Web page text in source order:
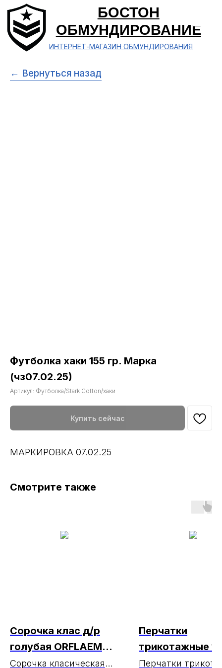
БОСТОН
ОБМУНДИРОВАНИЕ
ИНТЕРНЕТ-МАГАЗИН ОБМУНДИРОВАНИЯ
← Вернуться назад
Футболка хаки 155 гр. Марка
(чз07.02.25)
Артикул: Футболка/Stark Cotton/хаки
Купить сейчас
МАРКИРОВКА 07.02.25
Смотрите также
Сорочка клас д/р
голубая ORFLAEM
РАСПРОДАЖА
Сорочка класическая
Перчатки
трикотажные 10
класс с ПВХ
Перчатки